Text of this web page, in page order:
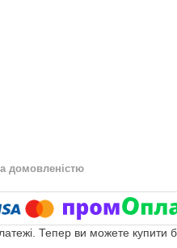
домовленістю
Тепер ви можете купити